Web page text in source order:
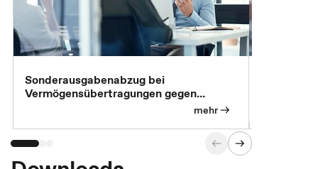
Sonderausgabenabzug bei
Vermögensübertragungen gegen
mehr